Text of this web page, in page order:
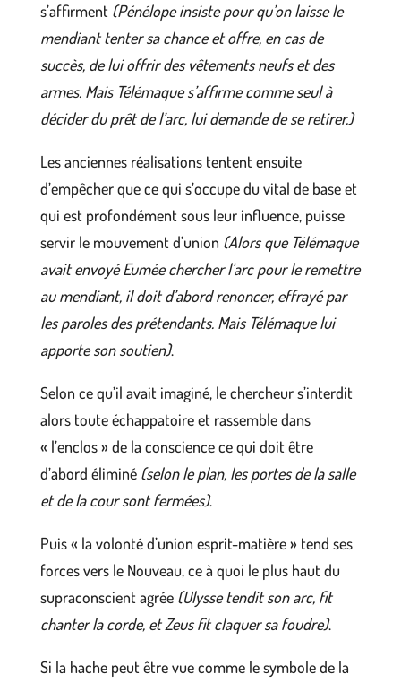
s’affirment (Pénélope insiste pour qu’on laisse le
mendiant tenter sa chance et offre, en cas de
succès, de lui offrir des vêtements neufs et des
armes. Mais Télémaque s’affirme comme seul à
décider du prêt de l’arc, lui demande de se retirer.)
Les anciennes réalisations tentent ensuite
d’empêcher que ce qui s’occupe du vital de base et
qui est profondément sous leur influence, puisse
servir le mouvement d’union (Alors que Télémaque
avait envoyé Eumée chercher l’arc pour le remettre
au mendiant, il doit d’abord renoncer, effrayé par
les paroles des prétendants. Mais Télémaque lui
apporte son soutien).
Selon ce qu’il avait imaginé, le chercheur s’interdit
alors toute échappatoire et rassemble dans
« l’enclos » de la conscience ce qui doit être
d’abord éliminé (selon le plan, les portes de la salle
et de la cour sont fermées).
Puis « la volonté d’union esprit-matière » tend ses
forces vers le Nouveau, ce à quoi le plus haut du
supraconscient agrée (Ulysse tendit son arc, fit
chanter la corde, et Zeus fit claquer sa foudre).
Si la hache peut être vue comme le symbole de la